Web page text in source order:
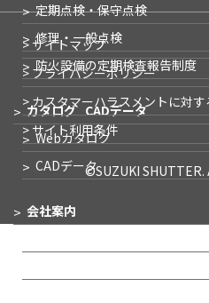
定期点検・保守点検
修理・一般点検
防火設備の定期検査報告制度
カタログ CADデータ
Webカタログ
CADデータ
会社案内
> サイトマップ
> プライバシーポリシー
> カスタマーハラスメントに対
> サイト利用条件
©SUZUKI